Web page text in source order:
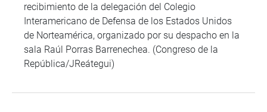
recibimiento de la delegación del Colegio
Interamericano de Defensa de los Estados Unidos
de Norteamérica, organizado por su despacho en la
sala Raúl Porras Barrenechea. (Congreso de la
República/JReátegui)